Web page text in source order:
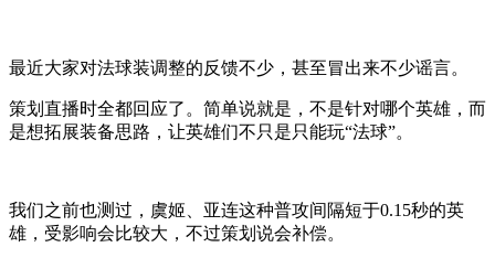
最近大家对法球装调整的反馈不少，甚至冒出来不少谣言。
策划直播时全都回应了。简单说就是，不是针对哪个英雄，而
是想拓展装备思路，让英雄们不只是只能玩“法球”。
我们之前也测过，虞姬、亚连这种普攻间隔短于0.15秒的英
雄，受影响会比较大，不过策划说会补偿。